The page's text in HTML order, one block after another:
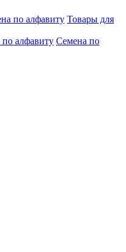
по алфавиту Товары для
по алфавиту Семена по